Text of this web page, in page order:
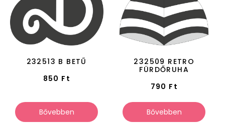
232513 B BETŰ
850 Ft
Bővebben
232509 RETRO
FÜRDŐRUHA
790 Ft
Bővebben